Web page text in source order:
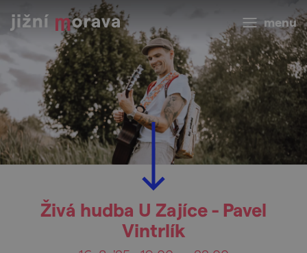
menu
Živá hudba U Zajíce - Pavel
Vintrlík